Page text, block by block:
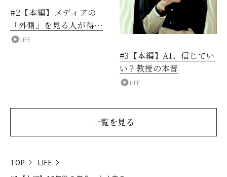
#2【本編】メディアの
「外側」を見る人が得を
する時代
LIFE
#3【本編】AI、信じてい
い？教授の本音
LIFE
一覧を見る
TOP
LIFE